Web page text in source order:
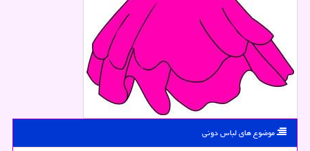
موضوع های لباس دونی